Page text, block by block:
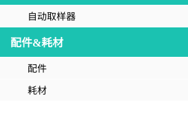
自动取样器
配件&耗材
配件
耗材